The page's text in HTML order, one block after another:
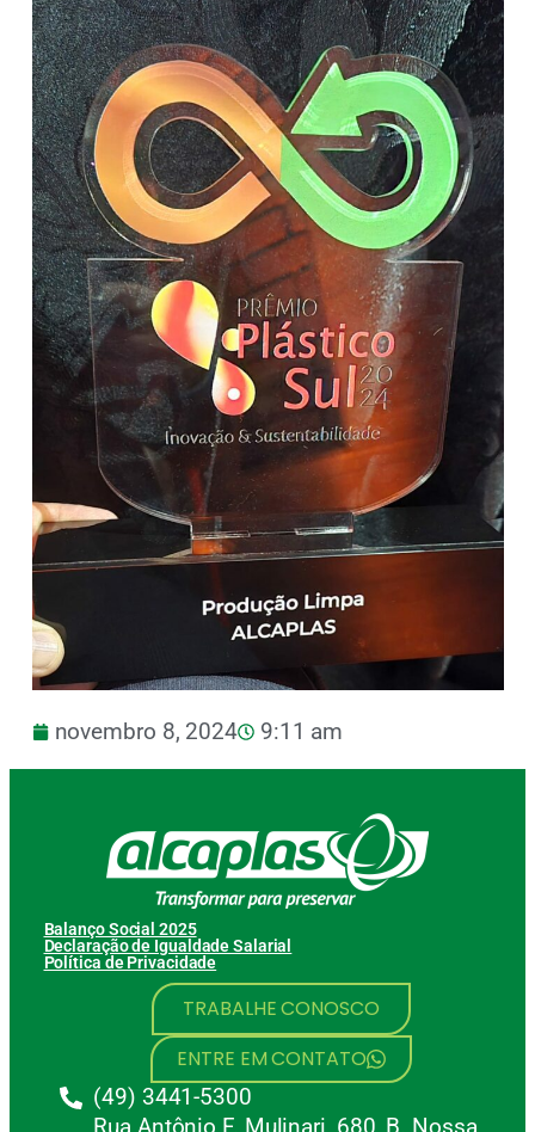
novembro 8, 2024 9:11 am
Balanço Social 2025
Declaração de Igualdade Salarial
Política de Privacidade
TRABALHE CONOSCO
ENTRE EM CONTATO
(49) 3441-5300